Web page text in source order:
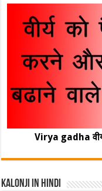
Virya gadha वीर्य
Kalonji In Hindi